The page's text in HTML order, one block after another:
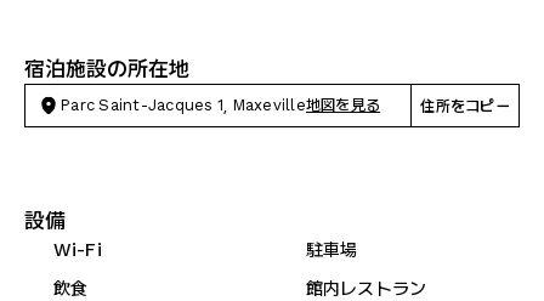
宿泊施設の所在地
Parc Saint-Jacques 1, Maxeville地図を見る 住所をコピー
設備
Wi-Fi
駐車場
飲食
館内レストラン